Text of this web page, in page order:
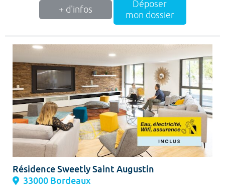
+ d'infos
Déposer
mon dossier
Résidence Sweetly Saint Augustin
33000 Bordeaux